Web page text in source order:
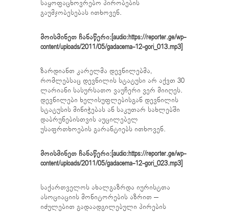
საყოფაცხოვრებო პირობების
გაუმჯობესებას ითხოვენ.
მოისმინეთ ჩანაწერი:[audio:https://reporter.ge/wp-
content/uploads/2011/05/gadacema-12-gori_013.mp3]
ზარდიანთ კარელმა დევნილებმა,
რომლებსაც დევნილის სტატუსი არ აქვთ 30
ლარიანი სასურსათო ვაუჩერი ვერ მიიღეს.
დევნილები ხელისუფლებისგან დევნილის
სტატუსის მინიჭებას ან საკუთარ სახლებში
დაბრუნებისთვის აუცილებელ
უსაფრთხოების გარანტიებს ითხოვენ.
მოისმინეთ ჩანაწერი:[audio:https://reporter.ge/wp-
content/uploads/2011/05/gadacema-12-gori_023.mp3]
საქართველოს ახალგაზრდა იურისტთა
ასოციაციის მონიტორების აზრით –
იძულებით გადაადგილებული პირების